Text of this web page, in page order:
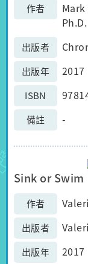
作者
Ph.D.
出版者
出版年 2017
ISBN
備註 -
Sink or Swim
作者
出版者
出版年 2017